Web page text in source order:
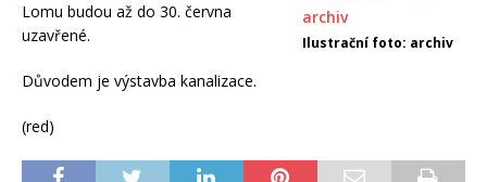
Ilustrační foto: archiv
Lomu budou až do 30. června
uzavřené.
Důvodem je výstavba kanalizace.
(red)